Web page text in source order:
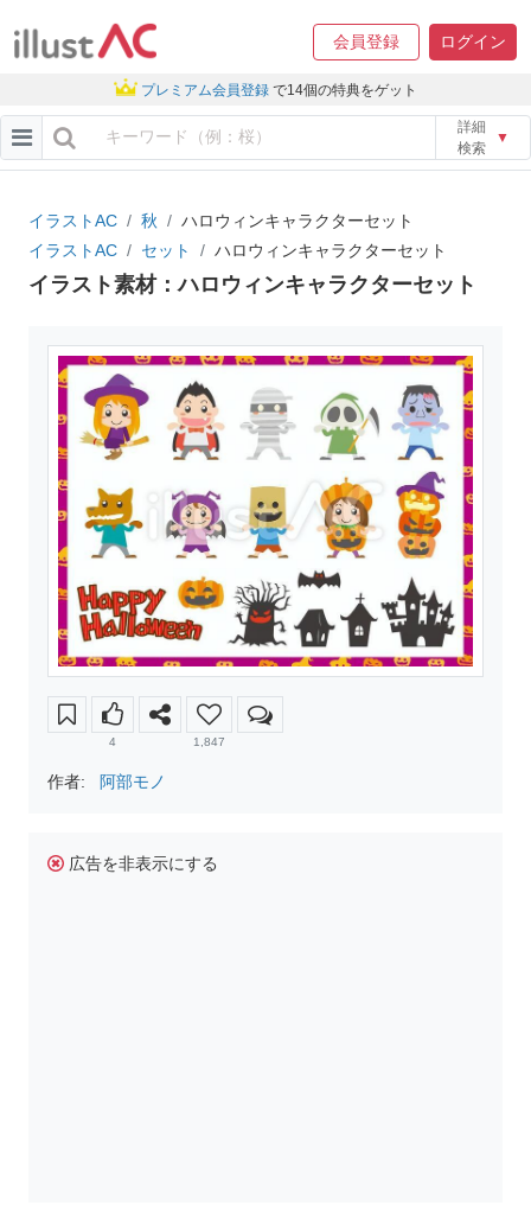
会員登録 ログイン
プレミアム会員登録 で14個の特典をゲット
詳細
検索
▼
イラストAC 秋
ハロウィンキャラクターセット
イラストAC
セット ハロウィンキャラクターセット
イラスト素材：ハロウィンキャラクターセット
4 1,847
作者: 阿部モノ
広告を非表示にする